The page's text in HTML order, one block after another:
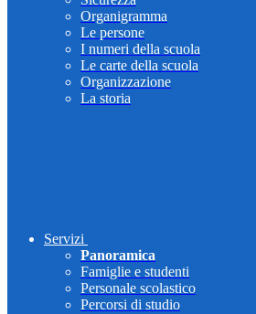
Organigramma
Le persone
I numeri della scuola
Le carte della scuola
Organizzazione
La storia
Servizi
Panoramica
Famiglie e studenti
Personale scolastico
Percorsi di studio